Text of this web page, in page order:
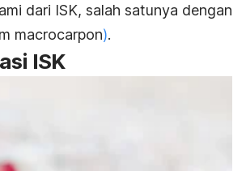
dari ISK, salah satunya dengan
macrocarpon).
ISK